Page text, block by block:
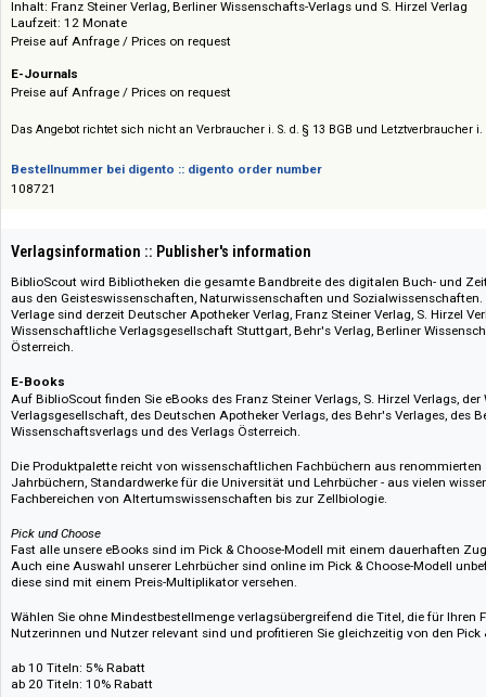
Lehrbücher und pharmazeutische Loseblattwerke (nur
Preise auf Anfrage / Prices on request
Evidence Based Acquisition (EBA)
Inhalt: Franz Steiner Verlag, Berliner Wissenschafts-Verlags und S. Hirzel
Preise auf Anfrage / Prices on request
E-Journals
Preise auf Anfrage / Prices on request
Bestellnummer bei digento :: digento order number
108721
BiblioScout wird Bibliotheken die gesamte Bandbreite des digitalen
aus den Geisteswissenschaften, Naturwissenschaften und
Verlage sind derzeit Deutscher Apotheker Verlag, Franz Steiner Verlag, S.
Wissenschaftliche Verlagsgesellschaft Stuttgart, Behr's Verlag, Berliner
Österreich.
Auf BiblioScout finden Sie eBooks des Franz Steiner Verlags, S. Hirzel
Verlagsgesellschaft, des Deutschen Apotheker Verlags, des Behr's
Wissenschaftsverlags und des Verlags Österreich.
Die Produktpalette reicht von wissenschaftlichen Fachbüchern aus
Jahrbüchern, Standardwerke für die Universität und Lehrbücher - aus
Fachbereichen von Altertumswissenschaften bis zur Zellbiologie.
Pick und Choose